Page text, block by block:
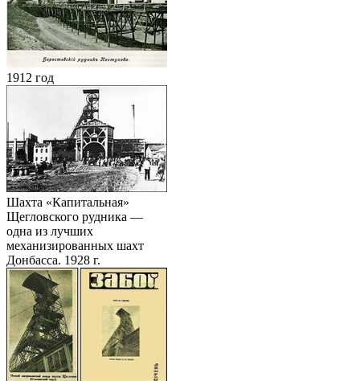
1912 год
Шахта «Капитальная»
Щегловского рудника —
одна из лучших
механизированных шахт
Донбасса. 1928 г.